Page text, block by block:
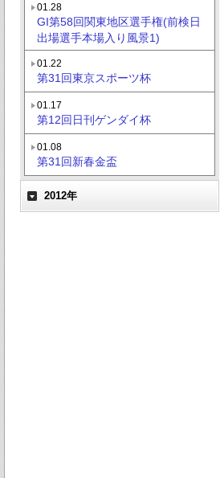
01.28
GI第58回関東地区選手権(前検日
出場選手本場入り風景1)
01.22
第31回東京スポーツ杯
01.17
第12回日刊ゲンダイ杯
01.08
第31回新春金盃
2012年